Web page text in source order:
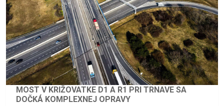
MOST V KRIŽOVATKE D1 A R1 PRI TRNAVE SA
DOČKÁ KOMPLEXNEJ OPRAVY